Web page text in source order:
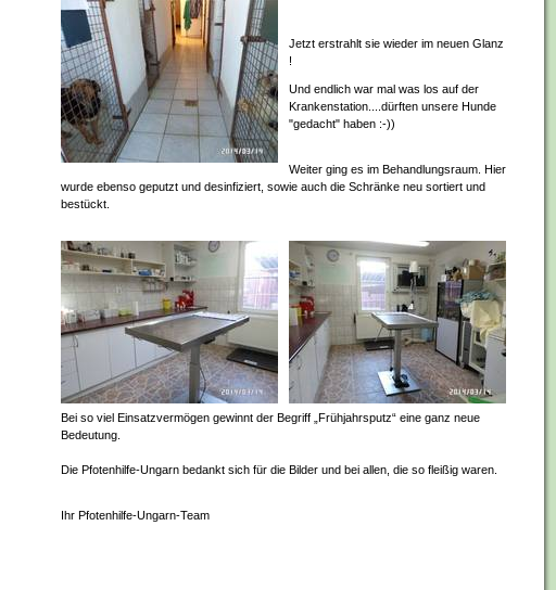
Jetzt erstrahlt sie wieder im neuen Glanz
!
Und endlich war mal was los auf der
Krankenstation....dürften unsere Hunde
"gedacht" haben :-))
Weiter ging es im Behandlungsraum. Hier
wurde ebenso geputzt und desinfiziert, sowie auch die Schränke neu sortiert und
bestückt.
Bei so viel Einsatzvermögen gewinnt der Begriff „Frühjahrsputz“ eine ganz neue
Bedeutung.
Die Pfotenhilfe-Ungarn bedankt sich für die Bilder und bei allen, die so fleißig waren.
Ihr Pfotenhilfe-Ungarn-Team